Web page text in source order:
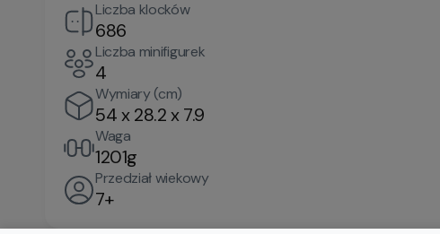
Liczba klocków
686
Liczba minifigurek
4
Wymiary (cm)
54 x 28.2 x 7.9
Waga
1201g
Przedział wiekowy
7+